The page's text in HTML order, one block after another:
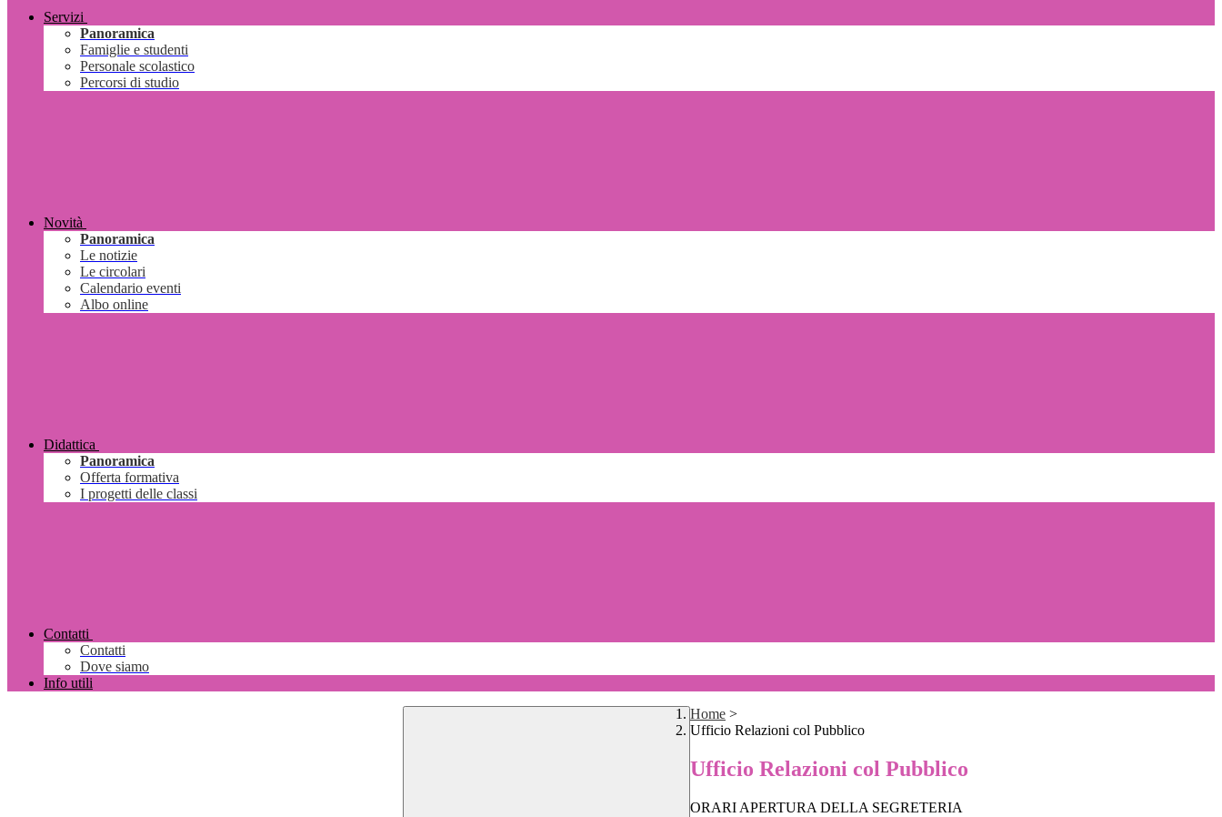
Servizi
Panoramica
Famiglie e studenti
Personale scolastico
Percorsi di studio
Novità
Panoramica
Le notizie
Le circolari
Calendario eventi
Albo online
Didattica
Panoramica
Offerta formativa
I progetti delle classi
Contatti
Contatti
Dove siamo
Info utili
Home >
Ufficio Relazioni col Pubblico
Ufficio Relazioni col Pubblico
ORARI APERTURA DELLA SEGRETERIA